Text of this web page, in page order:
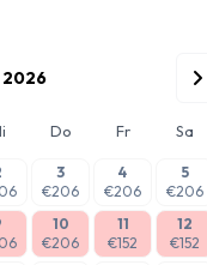
Do Fr Sa
3
€206
4
€206
5
€206
10
€206
11
€152
12
€152